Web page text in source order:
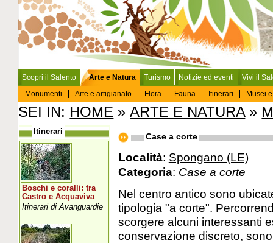
Scopri il Salento
Arte e Natura
Monumenti
Arte e artigianato Flora Fauna Itinerari Musei
Turismo Notizie ed eventi Vivi il
SEI IN: HOME »ARTE E NATURA»
Case a corte
Località: Spongano (LE)
Categoria: Case a corte
Nel centro antico sono
tipologia "a corte".
scorgere alcuni interessanti
conservazione discreto,
Itinerari
Boschi e coralli: tra
Castro e Acquaviva
Itinerari di Avanguardie